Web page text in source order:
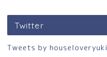
Twitter
Tweets by houseloveryuki